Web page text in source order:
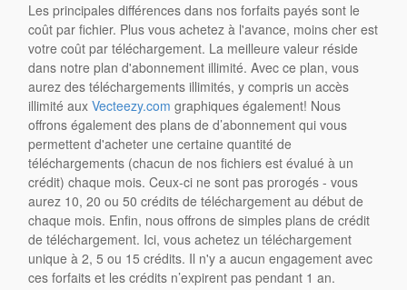
Les principales différences dans nos forfaits payés sont le
coût par fichier. Plus vous achetez à l'avance, moins cher est
votre coût par téléchargement. La meilleure valeur réside
dans notre plan d'abonnement illimité. Avec ce plan, vous
aurez des téléchargements illimités, y compris un accès
illimité auxVecteezy.com graphiques également! Nous
offrons également des plans de d’abonnement qui vous
permettent d'acheter une certaine quantité de
téléchargements (chacun de nos fichiers est évalué à un
crédit) chaque mois. Ceux-ci ne sont pas prorogés - vous
aurez 10, 20 ou 50 crédits de téléchargement au début de
chaque mois. Enfin, nous offrons de simples plans de crédit
de téléchargement. Ici, vous achetez un téléchargement
unique à 2, 5 ou 15 crédits. Il n'y a aucun engagement avec
ces forfaits et les crédits n’expirent pas pendant 1 an.